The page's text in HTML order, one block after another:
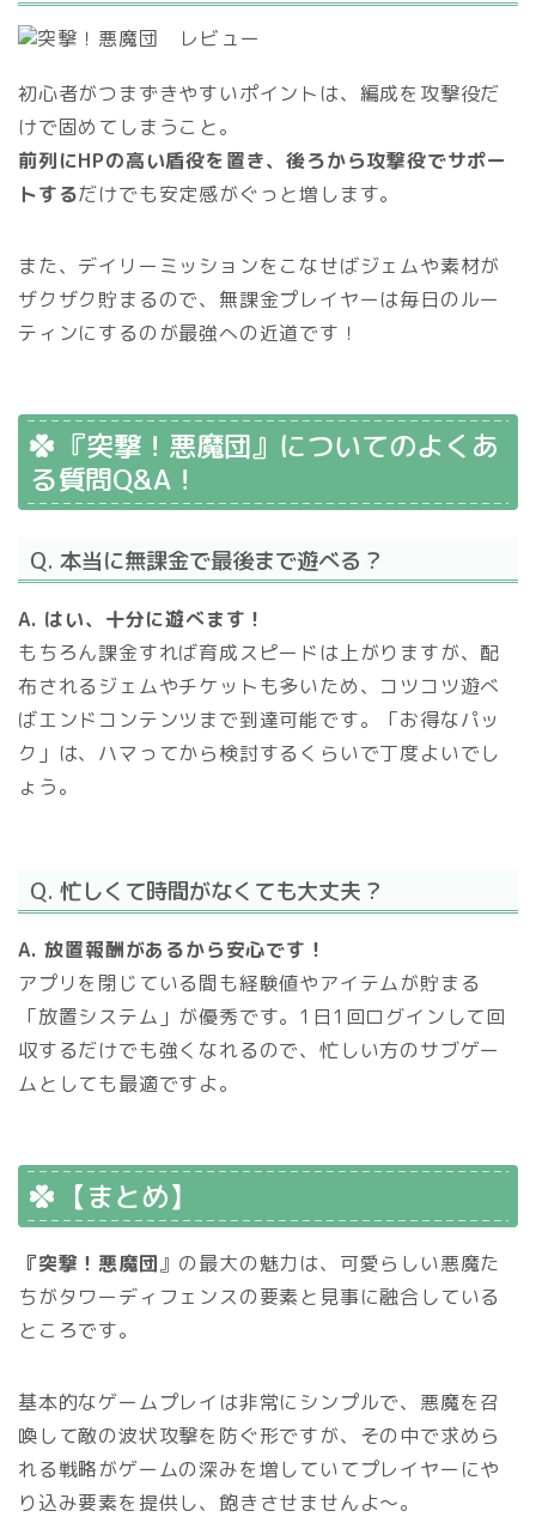
初心者がつまずきやすいポイントは、編成を攻撃役だ
けで固めてしまうこと。
前列にHPの高い盾役を置き、後ろから攻撃役でサポー
トするだけでも安定感がぐっと増します。
また、デイリーミッションをこなせばジェムや素材が
ザクザク貯まるので、無課金プレイヤーは毎日のルー
ティンにするのが最強への近道です！
『突撃！悪魔団』についてのよくあ
る質問Q&A！
Q. 本当に無課金で最後まで遊べる？
A. はい、十分に遊べます！
もちろん課金すれば育成スピードは上がりますが、配
布されるジェムやチケットも多いため、コツコツ遊べ
ばエンドコンテンツまで到達可能です。「お得なパッ
ク」は、ハマってから検討するくらいで丁度よいでし
ょう。
Q. 忙しくて時間がなくても大丈夫？
A. 放置報酬があるから安心です！
アプリを閉じている間も経験値やアイテムが貯まる
「放置システム」が優秀です。1日1回ログインして回
収するだけでも強くなれるので、忙しい方のサブゲー
ムとしても最適ですよ。
【まとめ】
『突撃！悪魔団』の最大の魅力は、可愛らしい悪魔た
ちがタワーディフェンスの要素と見事に融合している
ところです。
基本的なゲームプレイは非常にシンプルで、悪魔を召
喚して敵の波状攻撃を防ぐ形ですが、その中で求めら
れる戦略がゲームの深みを増していてプレイヤーにや
り込み要素を提供し、飽きさせませんよ〜。